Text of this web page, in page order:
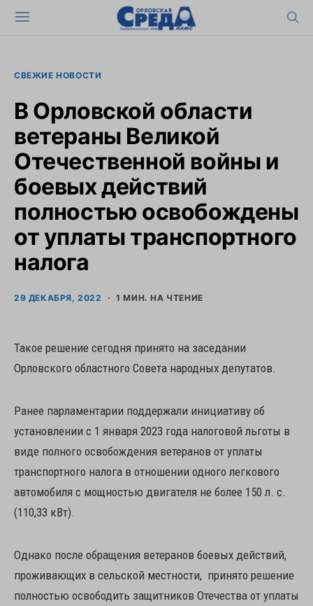
СВЕЖИЕ НОВОСТИ
В Орловской области
ветераны Великой
Отечественной войны и
боевых действий
полностью освобождены
от уплаты транспортного
налога
29 ДЕКАБРЯ, 2022 1 МИН. НА ЧТЕНИЕ
Такое решение сегодня принято на заседании
Орловского областного Совета народных депутатов.
Ранее парламентарии поддержали инициативу об
установлении с 1 января 2023 года налоговой льготы в
виде полного освобождения ветеранов от уплаты
транспортного налога в отношении одного легкового
автомобиля с мощностью двигателя не более 150 л. с.
(110,33 кВт).
Однако после обращения ветеранов боевых действий,
проживающих в сельской местности, принято решение
полностью освободить защитников Отечества от уплаты